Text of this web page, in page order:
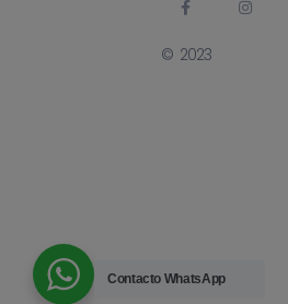
© 2023
Contacto WhatsApp